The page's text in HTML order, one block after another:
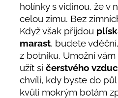
holínky s vidinou, že v
celou zimu. Bez
Když však přijdou
marast, budete
z botníku. Umožní vám
užít si čerstvého
chvíli, kdy byste do
kvůli mokrým botám